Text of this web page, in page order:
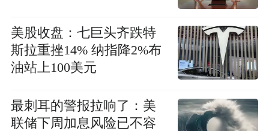
美股收盘：七巨头齐跌特
斯拉重挫14% 纳指降2%布
油站上100美元
最刺耳的警报拉响了：美
联储下周加息风险已不容